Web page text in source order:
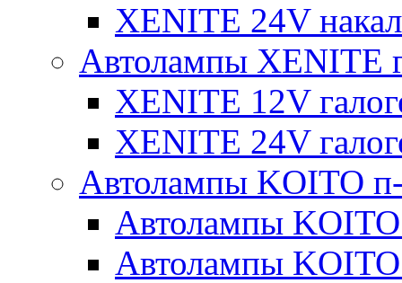
XENITE 24V
Автолампы XENITE
XENITE 12V
XENITE 24V
Автолампы KOITO
Автолампы
Автолампы